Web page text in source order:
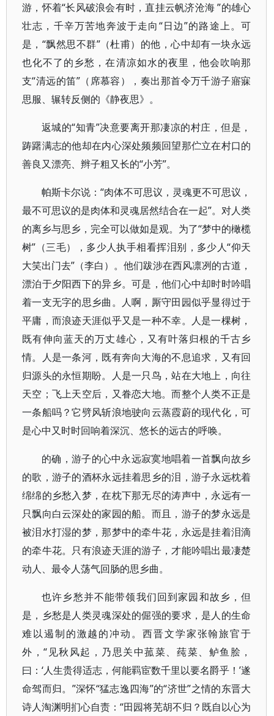
游，怀着“长风破浪会有时，直挂云帆济沧海 ”的雄心
壮志，千辛万苦地奔波于走向“日边”的路途上。可
是，“飘然思不群”（杜甫）的他，心中却有一块永远
也化不了的乡愁，在清凉如水的夜里，他会吹响那
支“清远的笛”（席慕容），奏出那首令万千游子寤寐
思服、辗转反侧的《静夜思》。
返城的“知青”决意要离开那凄凉的村庄，但是，
踌躇满志的他却在内心深处频频回望那伫立在村口的
善良又漂亮、辫子粗又长的“小芳”。
帕斯卡尔说：“肉体不可思议，灵魂更不可思议，
最不可思议的是肉体和灵魂居然结合在一起”。对人类
的离乡与思乡，完全可以做如是观。为了“梦中的橄榄
树”（三毛），多少人执手相看挥泪别，多少人“仰天
大笑出门去”（李白）。他们跋涉在西风凛冽的古道，
漂泊于夕阳西下的异乡。可是，他们心中却时时吟唱
着一支无字的思乡曲。人啊，厮守田园似乎显得过于
平庸，而浪迹天涯似乎又是一种不幸。人是一棵树，
既有伸向蓝天的万丈雄心，又有叶落归根的千古乡
情。人是一条河，既有奔向大海的不息追求，又有回
归源头的永恒期盼。人是一只鸟，站在大地上，向往
天空；飞上天空后，又眷恋大地。而整个人类不正是
一条船吗？它劈风斩浪地驶向云蒸霞蔚的现代化，可
是心中又时时回响着深沉、悠长的远古的呼唤。
的确，游子的心中永远寂寞地唱着一首飘向故乡
的歌，游子的酒杯永远挂着思乡的泪，游子永远枕着
绵绵的乡愁入梦，在枕下那无尽的涛声中，永远有一
只飘向白云深处的家园的船。而且，游子的梦永远是
被泪水打湿的梦，那梦中的牵牛花，永远是挂着泪滴
的牵牛花。只有浪迹天涯的游子，才能吟唱出最凄楚
动人、最令人荡气回肠的思乡曲。
也许乡愁并不能带领我们回到家园和故乡，但
是，乡愁是人类灵魂深处的倔强的要求，是人的生命
难以遏制的激越的冲动。西晋文学家张翰旅官于
外，“见秋风起，乃思关中菰菜、莼菜、鲈鱼脍，
曰：‘人生贵得适志，何能羁宦数千里以要名爵乎！’遂
命驾而归。”深怀“猛志逸四海”的“济世”之情的东晋大
诗人淘渊明扪心自责：“田园将芜胡不归？既自以心为